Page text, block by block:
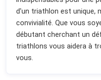
d'un triathlon est unique,
convivialité. Que vous
débutant cherchant un
triathlons vous aidera à
vous.